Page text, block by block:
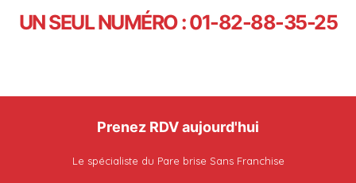
UN SEUL NUMÉRO : 01-82-88-35-25
Prenez RDV aujourd'hui
Le spécialiste du Pare brise Sans Franchise